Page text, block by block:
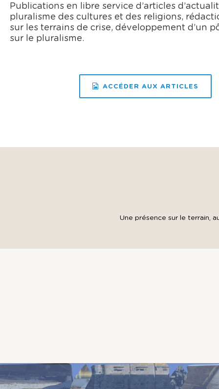
Publications en libre service d’articles
pluralisme des cultures et des religions,
sur les terrains de crise, développement d’un
sur le pluralisme.
ACCÉDER AUX ARTICLES
Une présence sur le terrain,